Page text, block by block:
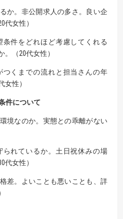
か。非公開求人の多さ。良い企
代女性）
条件をどれほど考慮してくれる
（20代女性）
つくまでの流れと担当さんの年
女性）
件について
境なのか。実態との乖離がない
られているか。土日祝休みの場
代女性）
差。よいことも悪いことも、詳